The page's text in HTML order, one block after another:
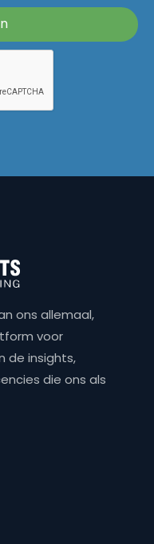
ons allemaal,
voor
de insights,
die ons als